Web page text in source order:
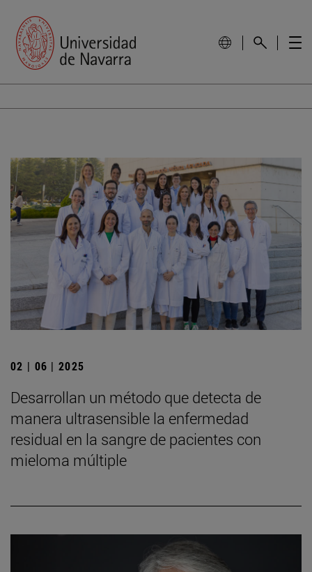
02 | 06 | 2025
Desarrollan un método que detecta de
manera ultrasensible la enfermedad
residual en la sangre de pacientes con
mieloma múltiple